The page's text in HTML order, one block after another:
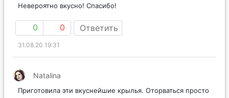
Невероятно вкусно! Спасибо!
0 0 Ответить
31.08.20 19:31
Natalina
Приготовила эти вкуснейшие крылья. Оторваться просто